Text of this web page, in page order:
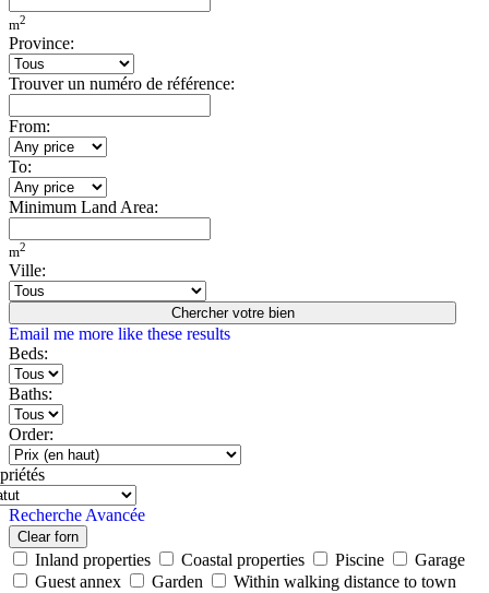
m2
Province:
Trouver un numéro de référence:
From:
To:
Minimum Land Area:
m2
Ville:
Chercher votre bien
Email me more like these results
Beds:
Baths:
Order:
Recherche Avancée
Clear forn
Inland properties Coastal properties Piscine
Garage
Guest annex
Garden
Within walking distance to town